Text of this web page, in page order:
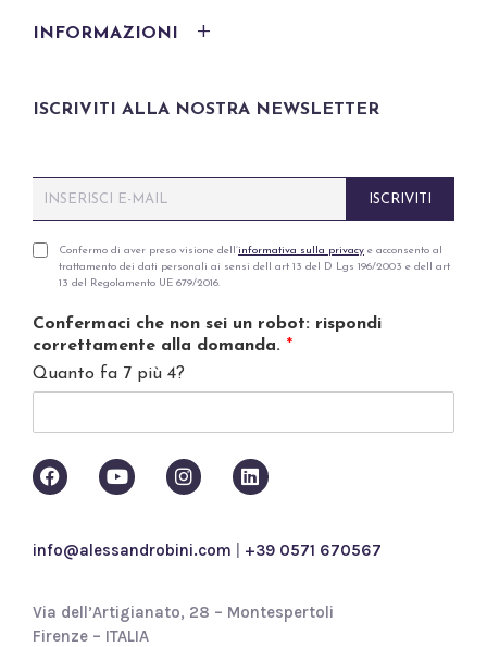
INFORMAZIONI
ISCRIVITI ALLA NOSTRA NEWSLETTER
m
iP
v
a
c
y
i
c
Confermo di aver preso visione dell’informativa sulla privacy e acconsento al
trattamento dei dati personali ai sensi dell art 13 del D Lgs 196/2003 e dell art
13 del Regolamento UE 679/2016.
Confermaci che non sei un robot: rispondi
correttamente alla domanda. *
Quanto fa 7 più 4?
ISCRIVITI
info@alessandrobini.com +39 0571 670567
Via dell’Artigianato, 28 – Montespertoli
Firenze – ITALIA